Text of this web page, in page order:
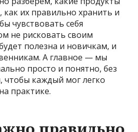
как их правильно хранить и
чувствовать себя
не рисковать своим
полезна и новичкам, и
А главное — мы
просто и понятно, без
чтобы каждый мог легко
практике.